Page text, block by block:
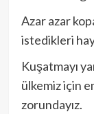
Azar azar
istedikleri
Kuşatmayı
ülkemiz için
zorundayız.